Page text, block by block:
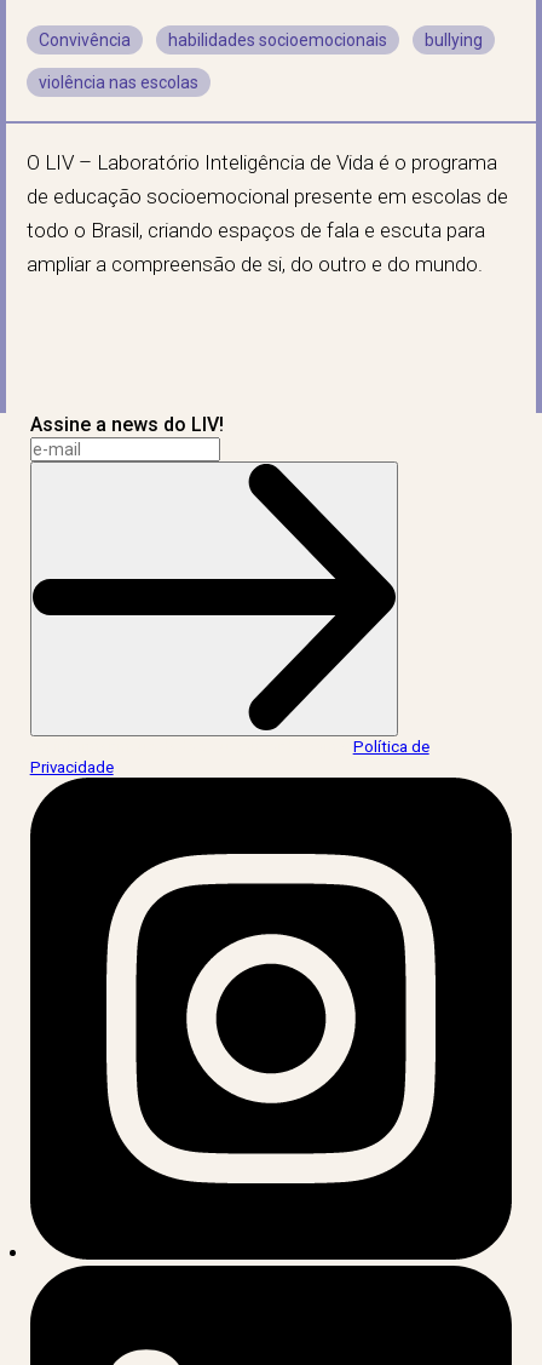
Convivência habilidades socioemocionais bullying
violência nas escolas
O LIV – Laboratório Inteligência de Vida é o programa
de educação socioemocional presente em escolas de
todo o Brasil, criando espaços de fala e escuta para
ampliar a compreensão de si, do outro e do mundo.
Assine a news do LIV!
Política de
Privacidade.